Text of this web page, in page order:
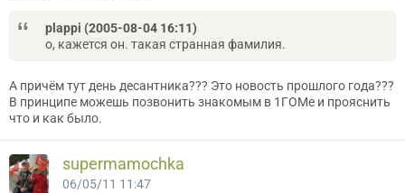
plappi (2005-08-04 16:11)
о, кажется он. такая странная фамилия.
А причём тут день десантника??? Это новость прошлого года???
В принципе можешь позвонить знакомым в 1ГОМе и прояснить
что и как было.
supermamochka
06/05/11 11:47